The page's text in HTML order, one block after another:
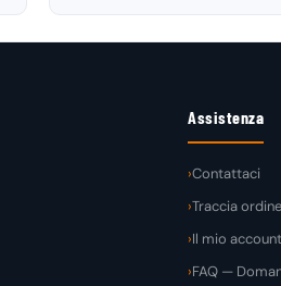
Assistenza
Contattaci
Traccia
Il mio
FAQ —